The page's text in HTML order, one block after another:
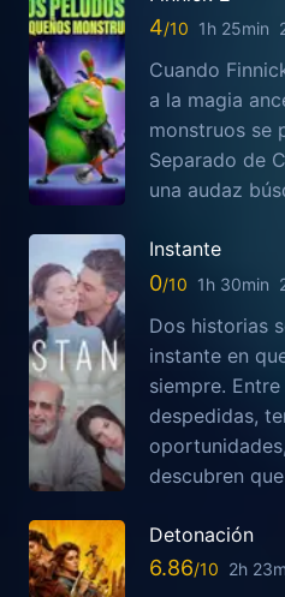
4 1h 25min
Cuando
a la magia
monstruos se
Separado de
una audaz
Instante
0 1h 30min
Dos historias
instante en
siempre.
despedidas,
descubren
Detonación
6.86 2h